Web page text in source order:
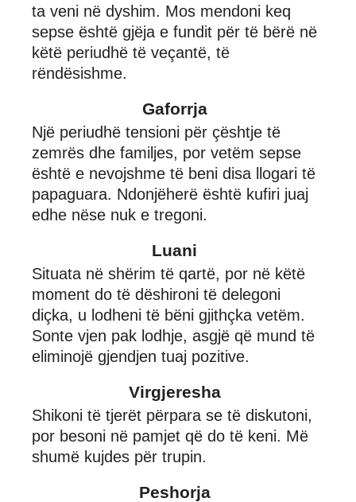
ta veni në dyshim. Mos mendoni keq
sepse është gjëja e fundit për të bërë në
këtë periudhë të veçantë, të
rëndësishme.
Gaforrja
Një periudhë tensioni për çështje të
zemrës dhe familjes, por vetëm sepse
është e nevojshme të beni disa llogari të
papaguara. Ndonjëherë është kufiri juaj
edhe nëse nuk e tregoni.
Luani
Situata në shërim të qartë, por në këtë
moment do të dëshironi të delegoni
diçka, u lodheni të bëni gjithçka vetëm.
Sonte vjen pak lodhje, asgjë që mund të
eliminojë gjendjen tuaj pozitive.
Virgjeresha
Shikoni të tjerët përpara se të diskutoni,
por besoni në pamjet që do të keni. Më
shumë kujdes për trupin.
Peshorja